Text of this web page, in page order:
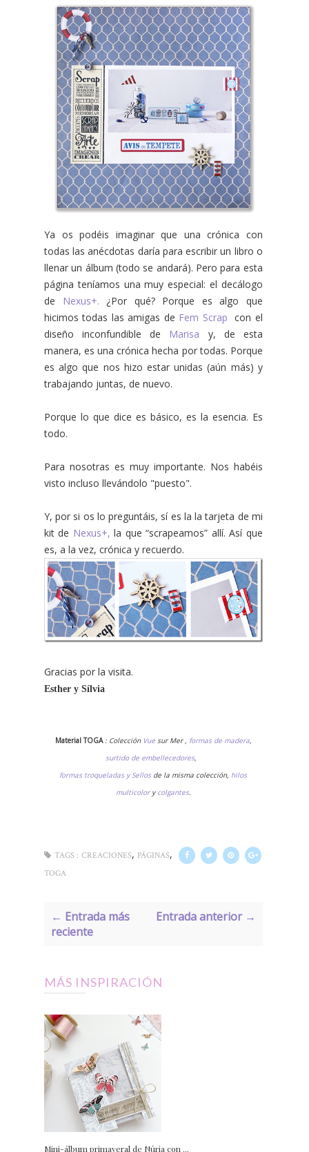
Ya os podéis imaginar que una crónica con
todas las anécdotas daría para escribir un libro o
llenar un álbum (todo se andará). Pero para esta
página teníamos una muy especial: el decálogo
de
Nexus+. ¿Por qué? Porque es algo que
hicimos todas las amigas de Fem Scrap con el
diseño inconfundible de Marisa y, de esta
manera, es una crónica hecha por todas. Porque
es algo que nos hizo estar unidas (aún más) y
trabajando juntas, de nuevo.
Porque lo que dice es básico, es la esencia. Es
todo.
Para nosotras es muy importante. Nos habéis
visto incluso llevándolo "puesto".
Y, por si os lo preguntáis, sí es la la tarjeta de mi
kit de Nexus+, la que “scrapeamos” allí. Así que
es, a la vez, crónica y recuerdo.
Gracias por la visita.
Esther y Sílvia
Material TOGA : Colección Vuesur Mer , formas de madera,
surtido de embellecedores,
formas troqueladas y Sellos de la misma colección, hilos
multicolory colgantes.
TAGS : CREACIONES, PÁGINAS,
TOGA
← Entrada más
reciente
Entrada anterior →
MÁS INSPIRACIÓN
Mini-álbum primaveral de Núria con ...